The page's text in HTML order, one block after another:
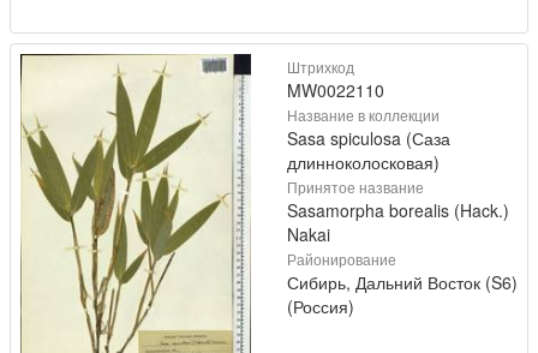
Штрихкод
MW0022110
Название в коллекции
Sasa spiculosa (Саза
длинноколосковая)
Принятое название
Sasamorpha borealis (Hack.)
Nakai
Районирование
Сибирь, Дальний Восток (S6)
(Россия)